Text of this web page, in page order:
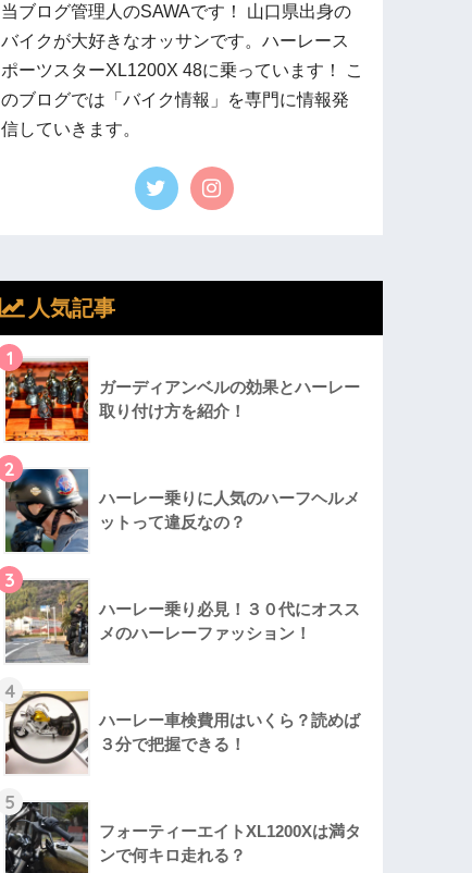
当ブログ管理人のSAWAです！ 山口県出身の
バイクが大好きなオッサンです。ハーレース
ポーツスターXL1200X 48に乗っています！ こ
のブログでは「バイク情報」を専門に情報発
信していきます。
人気記事
1
ガーディアンベルの効果とハーレー
取り付け方を紹介！
2
ハーレー乗りに人気のハーフヘルメ
ットって違反なの？
3
ハーレー乗り必見！３０代にオスス
メのハーレーファッション！
4
ハーレー車検費用はいくら？読めば
３分で把握できる！
5
フォーティーエイトXL1200Xは満タ
ンで何キロ走れる？